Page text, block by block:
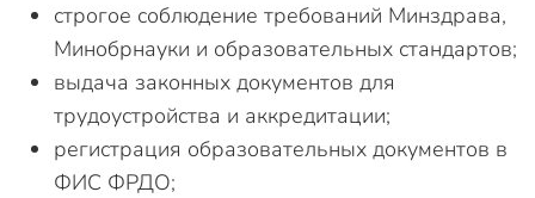
строгое соблюдение требований Минздрава,
Минобрнауки и образовательных стандартов;
выдача законных документов для
трудоустройства и аккредитации;
регистрация образовательных документов в
ФИС ФРДО;